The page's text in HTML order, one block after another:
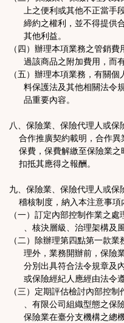
上之便利或其他不正當手段
締約之權利，並不得提供
其他利益。
（四）辦理本項業務之管銷
過該商品之附加費用，而有
（五）辦理本項業務，有關
料保護法及其他相關法令
品重要內容。
八、保險業、保險代理人或
合作推廣契約載明，合作異
保費，保費解繳至保險業之
扣抵其應得之報酬。
九、保險業、保險代理人或
稽核制度，納入本注意事項
（一）訂定內部控制作業之
、核決層級、治理架構及風
（二）除辦理第四點第一款業
理外，業務開辦前，保險業
分別出具符合法令規章及內
或保險經紀人應經由法令遵
（三）定期評估檢討內部控
、有限公司組織型態之保險
保險業在臺分支機構之總機